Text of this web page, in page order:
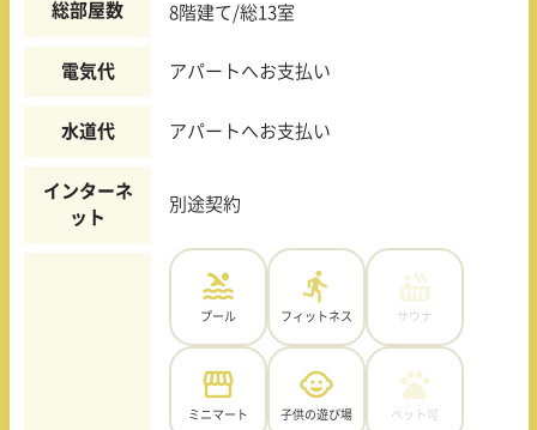
総部屋数 8階建て/総13室
電気代 アパートへお支払い
水道代 アパートへお支払い
インターネ
ット
別途契約
プール フィットネス サウナ
ミニマート 子供の遊び場 ペット可